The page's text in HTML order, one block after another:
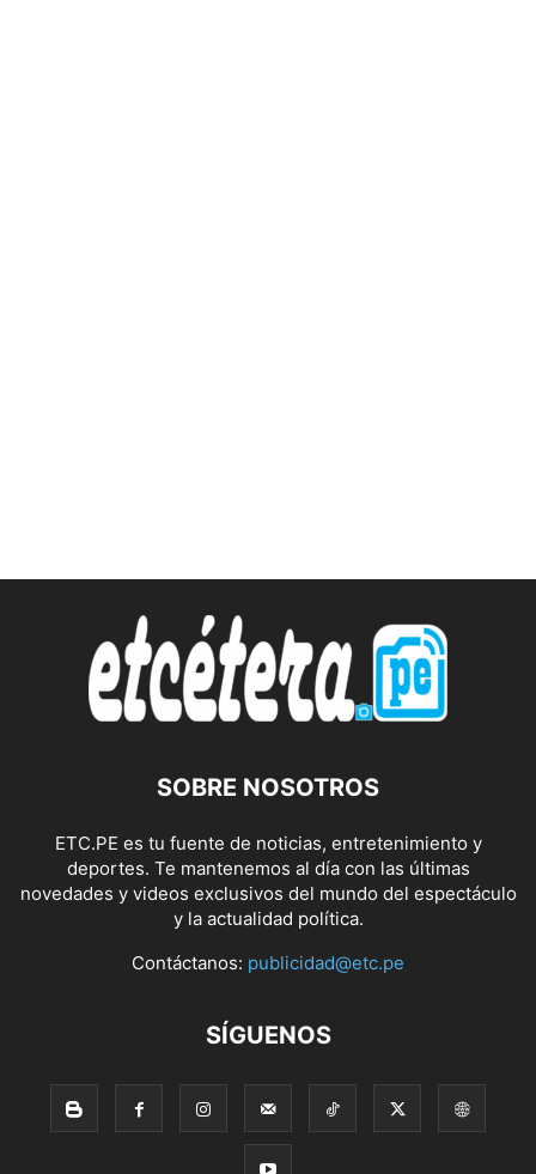
SOBRE NOSOTROS
ETC.PE es tu fuente de noticias, entretenimiento y
deportes. Te mantenemos al día con las últimas
novedades y videos exclusivos del mundo del espectáculo
y la actualidad política.
Contáctanos: publicidad@etc.pe
SÍGUENOS